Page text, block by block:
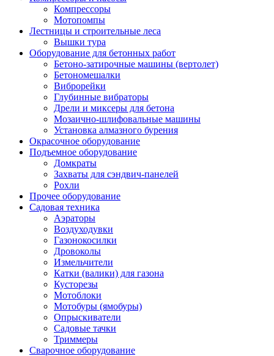
Компрессоры
Мотопомпы
Лестницы и строительные леса
Вышки тура
Оборудование для бетонных работ
Бетоно-затирочные машины (вертолет)
Бетономешалки
Виброрейки
Глубинные вибраторы
Дрели и миксеры для бетона
Мозаично-шлифовальные машины
Установка алмазного бурения
Окрасочное оборудование
Подъемное оборудование
Домкраты
Захваты для сэндвич-панелей
Рохли
Прочее оборудование
Садовая техника
Аэраторы
Воздуходувки
Газонокосилки
Дровоколы
Измельчители
Катки (валики) для газона
Кусторезы
Мотоблоки
Мотобуры (ямобуры)
Опрыскиватели
Садовые тачки
Триммеры
Сварочное оборудование